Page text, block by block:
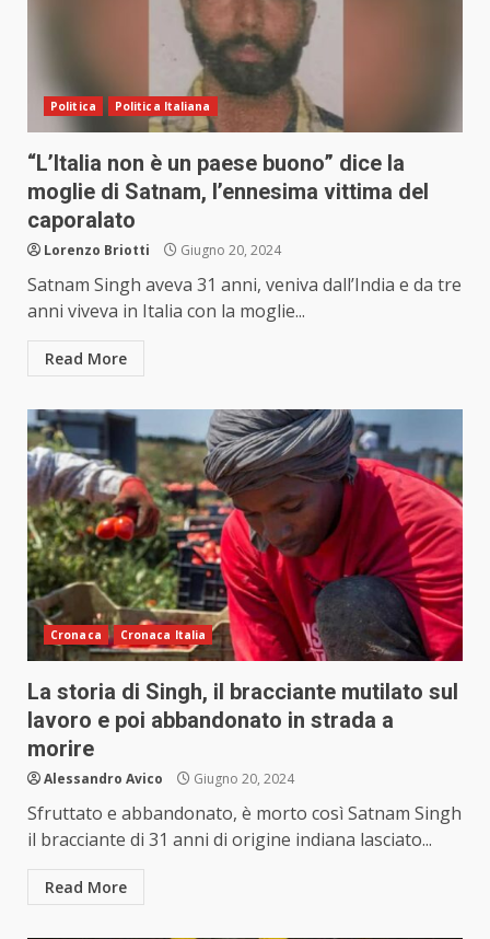
Politica Politica Italiana
“L’Italia non è un paese buono” dice la
moglie di Satnam, l’ennesima vittima del
caporalato
Lorenzo Briotti Giugno 20, 2024
Satnam Singh aveva 31 anni, veniva dall’India e da tre
anni viveva in Italia con la moglie...
Read More
Cronaca Cronaca Italia
La storia di Singh, il bracciante mutilato sul
lavoro e poi abbandonato in strada a
morire
Alessandro Avico Giugno 20, 2024
Sfruttato e abbandonato, è morto così Satnam Singh
il bracciante di 31 anni di origine indiana lasciato...
Read More